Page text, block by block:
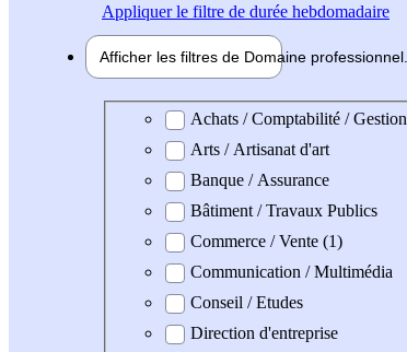
Appliquerle filtre de durée hebdomadaire
Afficher les filtres de Domaine professionnel
Domaine professionel
Achats / Comptabilité / Gestion
Arts / Artisanat d'art
Banque / Assurance
Bâtiment / Travaux Publics
Commerce / Vente (1)
Communication / Multimédia
Conseil / Etudes
Direction d'entreprise